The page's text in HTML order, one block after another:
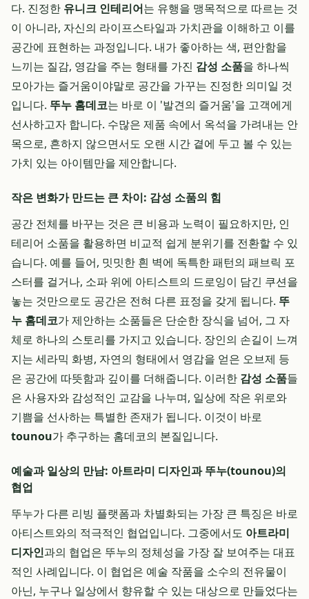
다. 진정한 유니크 인테리어는 유행을 맹목적으로 따르는 것
이 아니라, 자신의 라이프스타일과 가치관을 이해하고 이를
공간에 표현하는 과정입니다. 내가 좋아하는 색, 편안함을
느끼는 질감, 영감을 주는 형태를 가진 감성 소품을 하나씩
모아가는 즐거움이야말로 공간을 가꾸는 진정한 의미일 것
입니다. 뚜누 홈데코는 바로 이 '발견의 즐거움'을 고객에게
선사하고자 합니다. 수많은 제품 속에서 옥석을 가려내는 안
목으로, 흔하지 않으면서도 오랜 시간 곁에 두고 볼 수 있는
가치 있는 아이템만을 제안합니다.
작은 변화가 만드는 큰 차이: 감성 소품의 힘
공간 전체를 바꾸는 것은 큰 비용과 노력이 필요하지만, 인
테리어 소품을 활용하면 비교적 쉽게 분위기를 전환할 수 있
습니다. 예를 들어, 밋밋한 흰 벽에 독특한 패턴의 패브릭 포
스터를 걸거나, 소파 위에 아티스트의 드로잉이 담긴 쿠션을
놓는 것만으로도 공간은 전혀 다른 표정을 갖게 됩니다. 뚜
누 홈데코가 제안하는 소품들은 단순한 장식을 넘어, 그 자
체로 하나의 스토리를 가지고 있습니다. 장인의 손길이 느껴
지는 세라믹 화병, 자연의 형태에서 영감을 얻은 오브제 등
은 공간에 따뜻함과 깊이를 더해줍니다. 이러한 감성 소품들
은 사용자와 감성적인 교감을 나누며, 일상에 작은 위로와
기쁨을 선사하는 특별한 존재가 됩니다. 이것이 바로
tounou가 추구하는 홈데코의 본질입니다.
예술과 일상의 만남: 아트라미 디자인과 뚜누(tounou)의
협업
뚜누가 다른 리빙 플랫폼과 차별화되는 가장 큰 특징은 바로
아티스트와의 적극적인 협업입니다. 그중에서도 아트라미
디자인과의 협업은 뚜누의 정체성을 가장 잘 보여주는 대표
적인 사례입니다. 이 협업은 예술 작품을 소수의 전유물이
아닌, 누구나 일상에서 향유할 수 있는 대상으로 만들었다는